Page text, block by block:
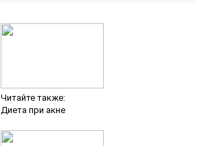
Читайте также:
Диета при акне